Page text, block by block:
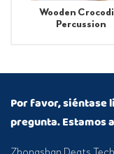
Wooden
Percussion
Por favor, siéntase
pregunta. Estamos